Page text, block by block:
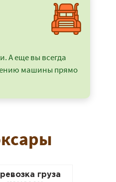
А еще вы всегда
машины прямо
груза